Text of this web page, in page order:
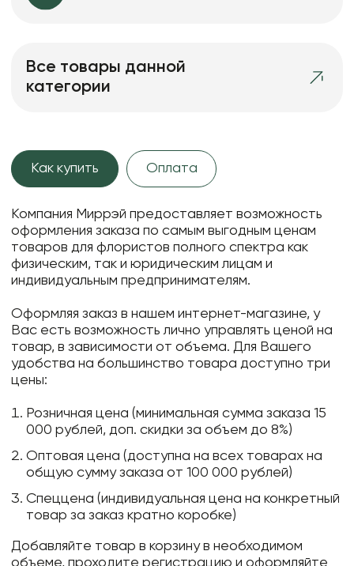
Все товары данной
категории
Как купить Оплата
Компания Миррэй предоставляет возможность
оформления заказа по самым выгодным ценам
товаров для флористов полного спектра как
физическим, так и юридическим лицам и
индивидуальным предпринимателям.
Оформляя заказ в нашем интернет-магазине, у
Вас есть возможность лично управлять ценой на
товар, в зависимости от объема. Для Вашего
удобства на большинство товара доступно три
цены:
Розничная цена (минимальная сумма заказа 15
000 рублей, доп. скидки за объем до 8%)
Оптовая цена (доступна на всех товарах на
общую сумму заказа от 100 000 рублей)
Спеццена (индивидуальная цена на конкретный
товар за заказ кратно коробке)
Добавляйте товар в корзину в необходимом
объеме, проходите регистрацию и оформляйте